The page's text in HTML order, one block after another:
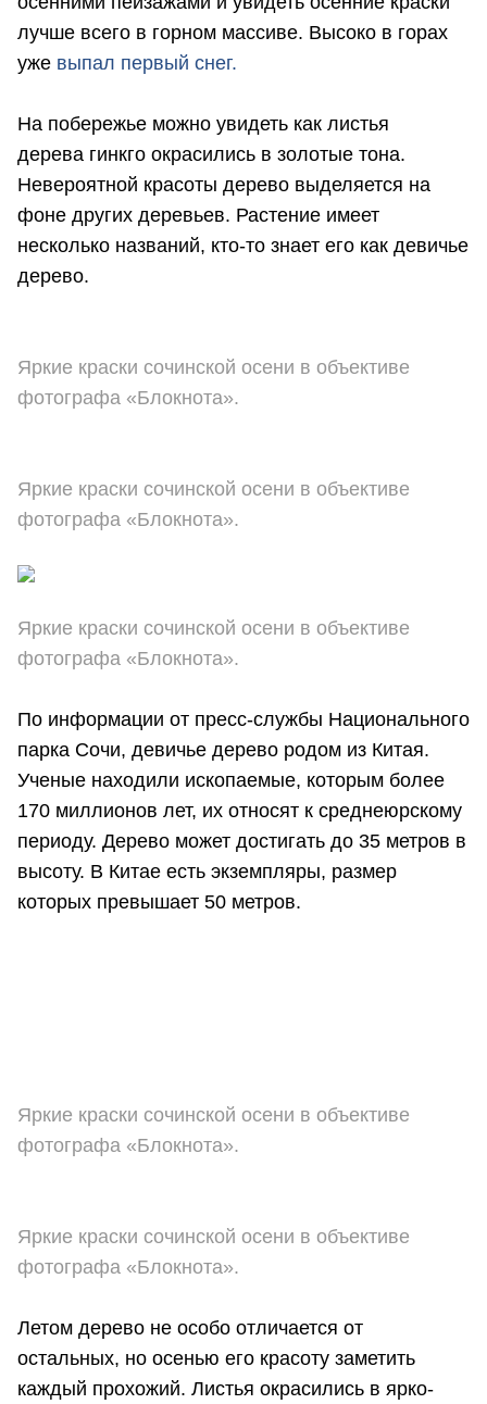
лучше всего в горном массиве. Высоко в горах
уже выпал первый снег.
На побережье можно увидеть как листья
дерева гинкго окрасились в золотые тона.
Невероятной красоты дерево выделяется на
фоне других деревьев. Растение имеет
несколько названий, кто-то знает его как девичье
дерево.
Яркие краски сочинской осени в объективе
фотографа «Блокнота».
Яркие краски сочинской осени в объективе
фотографа «Блокнота».
Яркие краски сочинской осени в объективе
фотографа «Блокнота».
По информации от пресс-службы Национального
парка Сочи, девичье дерево родом из Китая.
Ученые находили ископаемые, которым более
170 миллионов лет, их относят к среднеюрскому
периоду. Дерево может достигать до 35 метров в
высоту. В Китае есть экземпляры, размер
которых превышает 50 метров.
Яркие краски сочинской осени в объективе
фотографа «Блокнота».
Яркие краски сочинской осени в объективе
фотографа «Блокнота».
Летом дерево не особо отличается от
остальных, но осенью его красоту заметить
каждый прохожий. Листья окрасились в ярко-